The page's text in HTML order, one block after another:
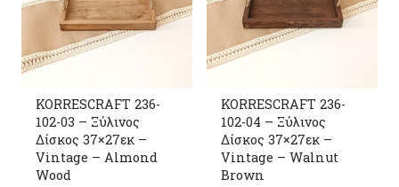
KORRESCRAFT 236-
102-03 – Ξύλινος
Δίσκος 37×27εκ –
Vintage – Almond
Wood
KORRESCRAFT 236-
102-04 – Ξύλινος
Δίσκος 37×27εκ –
Vintage – Walnut
Brown